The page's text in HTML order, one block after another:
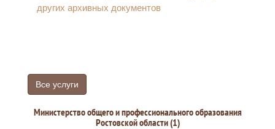
других архивных документов
Все услуги
Министерство общего и профессионального образования
Ростовской области (1)